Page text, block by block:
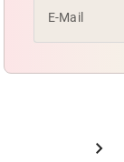
E-Mail
chevron_right